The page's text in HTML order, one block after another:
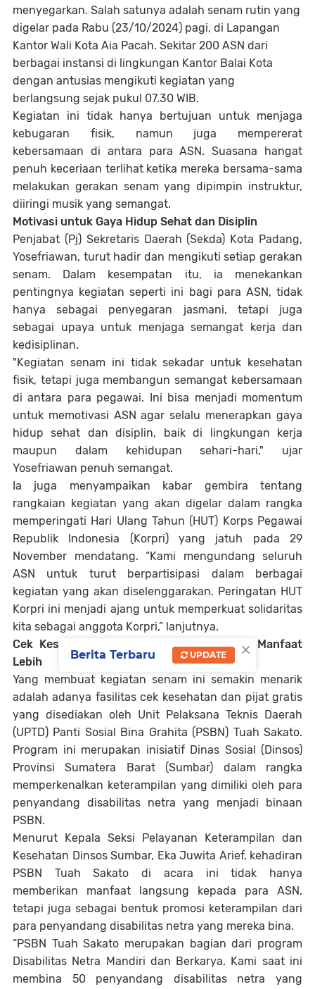
menyegarkan. Salah satunya adalah senam rutin yang
digelar pada Rabu (23/10/2024) pagi, di Lapangan
Kantor Wali Kota Aia Pacah. Sekitar 200 ASN dari
berbagai instansi di lingkungan Kantor Balai Kota
dengan antusias mengikuti kegiatan yang
berlangsung sejak pukul 07.30 WIB.
Kegiatan ini tidak hanya bertujuan untuk menjaga
kebugaran fisik, namun juga mempererat
kebersamaan di antara para ASN. Suasana hangat
penuh keceriaan terlihat ketika mereka bersama-sama
melakukan gerakan senam yang dipimpin instruktur,
diiringi musik yang semangat.
Motivasi untuk Gaya Hidup Sehat dan Disiplin
Penjabat (Pj) Sekretaris Daerah (Sekda) Kota Padang,
Yosefriawan, turut hadir dan mengikuti setiap gerakan
senam. Dalam kesempatan itu, ia menekankan
pentingnya kegiatan seperti ini bagi para ASN, tidak
hanya sebagai penyegaran jasmani, tetapi juga
sebagai upaya untuk menjaga semangat kerja dan
kedisiplinan.
"Kegiatan senam ini tidak sekadar untuk kesehatan
fisik, tetapi juga membangun semangat kebersamaan
di antara para pegawai. Ini bisa menjadi momentum
untuk memotivasi ASN agar selalu menerapkan gaya
hidup sehat dan disiplin, baik di lingkungan kerja
maupun dalam kehidupan sehari-hari," ujar
Yosefriawan penuh semangat.
Ia juga menyampaikan kabar gembira tentang
rangkaian kegiatan yang akan digelar dalam rangka
memperingati Hari Ulang Tahun (HUT) Korps Pegawai
Republik Indonesia (Korpri) yang jatuh pada 29
November mendatang. “Kami mengundang seluruh
ASN untuk turut berpartisipasi dalam berbagai
kegiatan yang akan diselenggarakan. Peringatan HUT
Korpri ini menjadi ajang untuk memperkuat solidaritas
kita sebagai anggota Korpri,” lanjutnya.
Cek Kesehatan dan Pijat Gratis: Hadirkan Manfaat
Lebih
Yang membuat kegiatan senam ini semakin menarik
adalah adanya fasilitas cek kesehatan dan pijat gratis
yang disediakan oleh Unit Pelaksana Teknis Daerah
(UPTD) Panti Sosial Bina Grahita (PSBN) Tuah Sakato.
Program ini merupakan inisiatif Dinas Sosial (Dinsos)
Provinsi Sumatera Barat (Sumbar) dalam rangka
memperkenalkan keterampilan yang dimiliki oleh para
penyandang disabilitas netra yang menjadi binaan
PSBN.
Menurut Kepala Seksi Pelayanan Keterampilan dan
Kesehatan Dinsos Sumbar, Eka Juwita Arief, kehadiran
PSBN Tuah Sakato di acara ini tidak hanya
memberikan manfaat langsung kepada para ASN,
tetapi juga sebagai bentuk promosi keterampilan dari
para penyandang disabilitas netra yang mereka bina.
“PSBN Tuah Sakato merupakan bagian dari program
Disabilitas Netra Mandiri dan Berkarya. Kami saat ini
membina 50 penyandang disabilitas netra yang
×
Berita Terbaru UPDATE